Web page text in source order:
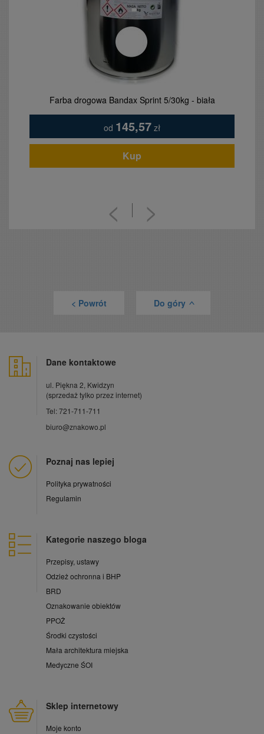
Farba drogowa Bandax Sprint 5/30kg - biała
od 145,57 zł
Kup
< >
< Powrót Do góry>
Dane kontaktowe
ul. Piękna 2, Kwidzyn
(sprzedaż tylko przez internet)
Tel: 721-711-711
biuro@znakowo.pl
Poznaj nas lepiej
Polityka prywatności
Regulamin
Kategorie naszego bloga
Przepisy, ustawy
Odzież ochronna i BHP
BRD
Oznakowanie obiektów
PPOŻ
Środki czystości
Mała architektura miejska
Medyczne ŚOI
Sklep internetowy
Moje konto